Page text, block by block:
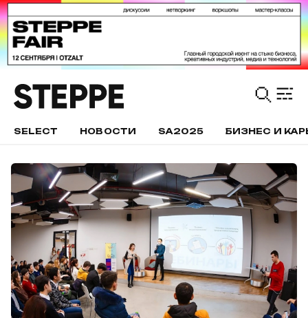
SELECT НОВОСТИ SA2025 БИЗНЕС И